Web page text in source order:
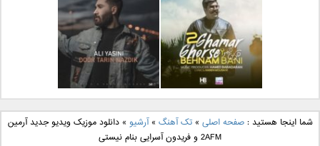
دانلود آهنگ جدید مهدی
یراحی بنام اسرار
دانلود آهنگ جدید فرزاد
فرزین بنام آتیش
دانلود آهنگ جدید بهنام
بانی بنام قرص قمر 2
دانلود آهنگ جدید علی
یاسینی بنام دورترین نزدیک
شما اینجا هستید :صفحه اصلی »تک آهنگ »آرشیو »دانلود موزیک ویدیو جدید آرمین
2AFM و فریدون آسرایی بنام نیستی